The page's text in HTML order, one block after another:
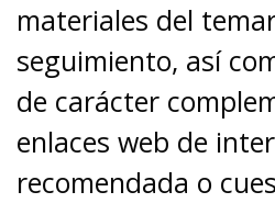
materiales del
seguimiento, así
de carácter
enlaces web de
recomendada o